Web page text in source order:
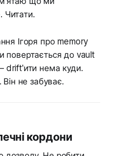
Читати.
Ігоря про memory
повертається до vault
drift'ити нема куди.
не забуває.
кордони